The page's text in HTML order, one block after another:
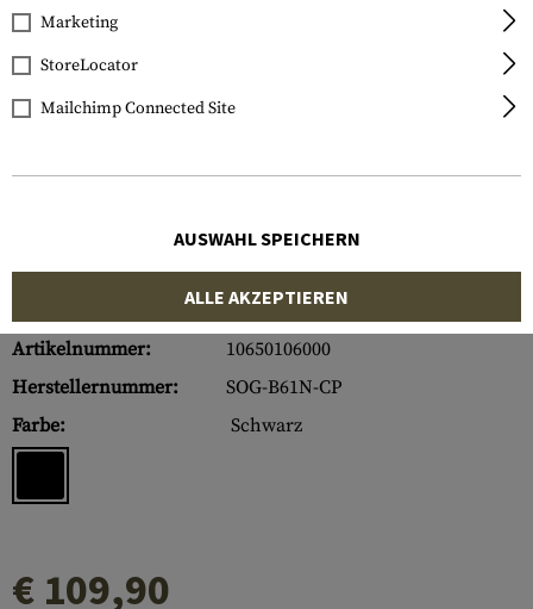
Artikelnummer:
10650106000
Herstellernummer:
SOG-B61N-CP
Farbe:
Schwarz
€ 109,90
Marketing
StoreLocator
Mailchimp Connected Site
AUSWAHL SPEICHERN
ALLE AKZEPTIEREN